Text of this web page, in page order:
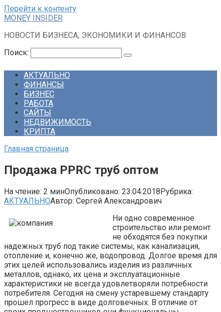
Перейти к контенту
MONEY INSIDER
НОВОСТИ БИЗНЕСА, ЭКОНОМИКИ И ФИНАНСОВ
Поиск:
АКТУАЛЬНО
ФИНАНСЫ
БИЗНЕС
РАБОТА
САЙТЫ
НЕДВИЖИМОСТЬ
КРИПТА
Главная страница
Продажа PPRC труб оптом
На чтение: 2 минОпубликовано: 23.04.2018Рубрика:
АКТУАЛЬНОАвтор: Сергей Александрович
Ни одно современное
строительство или ремонт
не обходятся без покупки
надежных труб под такие системы, как канализация,
отопление и, конечно же, водопровод. Долгое время для
этих целей использовались изделия из различных
металлов, однако, их цена и эксплуатационные
характеристики не всегда удовлетворяли потребности
потребителя. Сегодня на смену устаревшему стандарту
прошел прогресс в виде долговечных. В отличие от